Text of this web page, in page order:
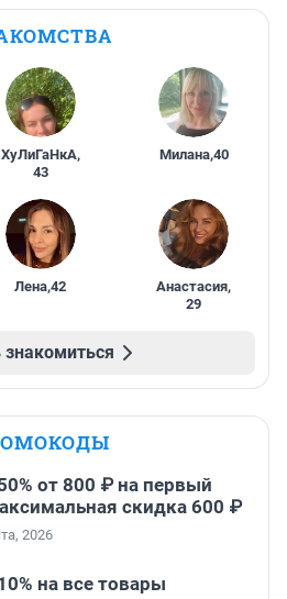
ХуЛиГаНкА,
43
Милана,40
Лена,42 Анастасия,
29
знакомиться
от 800 ₽ на первый
скидка 600 ₽
2026
на все товары